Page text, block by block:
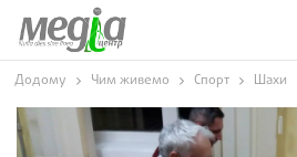
Додому Чим живемо Спорт Шахи